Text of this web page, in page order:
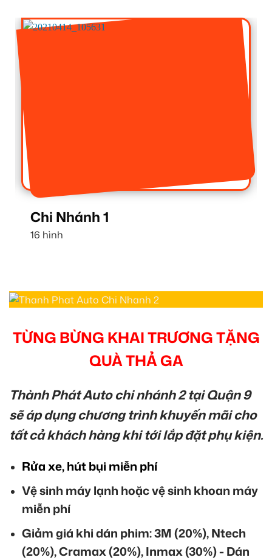
Chi Nhánh 1
16 hình
TỪNG BỪNG KHAI TRƯƠNG TẶNG
QUÀ THẢ GA
Thành Phát Auto chi nhánh 2 tại Quận 9
sẽ áp dụng chương trình khuyến mãi cho
tất cả khách hàng khi tới lắp đặt phụ kiện.
Rửa xe, hút bụi miễn phí
Vệ sinh máy lạnh hoặc vệ sinh khoan máy
miễn phí
Giảm giá khi dán phim: 3M (20%), Ntech
(20%), Cramax (20%), Inmax (30%) - Dán